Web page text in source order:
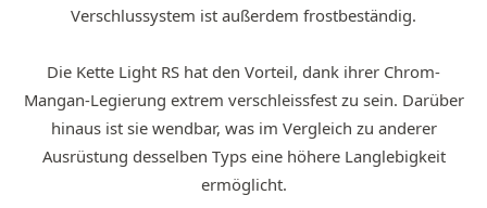
Verschlussystem ist außerdem frostbeständig.
Die Kette Light RS hat den Vorteil, dank ihrer Chrom-
Mangan-Legierung extrem verschleissfest zu sein. Darüber
hinaus ist sie wendbar, was im Vergleich zu anderer
Ausrüstung desselben Typs eine höhere Langlebigkeit
ermöglicht.